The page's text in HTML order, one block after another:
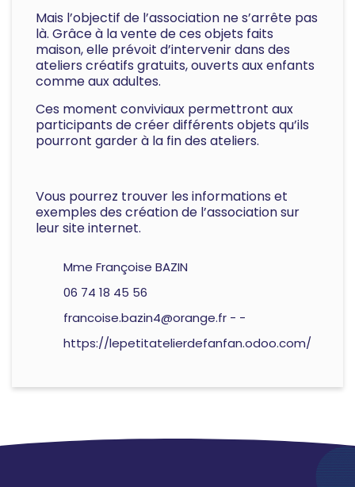
Mais l’objectif de l’association ne s’arrête pas
là. Grâce à la vente de ces objets faits
maison, elle prévoit d’intervenir dans des
ateliers créatifs gratuits, ouverts aux enfants
comme aux adultes.
Ces moment conviviaux permettront aux
participants de créer différents objets qu’ils
pourront garder à la fin des ateliers.
Vous pourrez trouver les informations et
exemples des création de l’association sur
leur site internet.
Mme Françoise BAZIN
06 74 18 45 56
francoise.bazin4@orange.fr - -
https://lepetitatelierdefanfan.odoo.com/